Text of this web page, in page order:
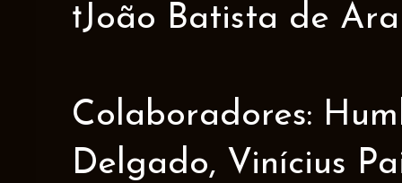
†João Batista de
Colaboradores:
Delgado, Vinícius